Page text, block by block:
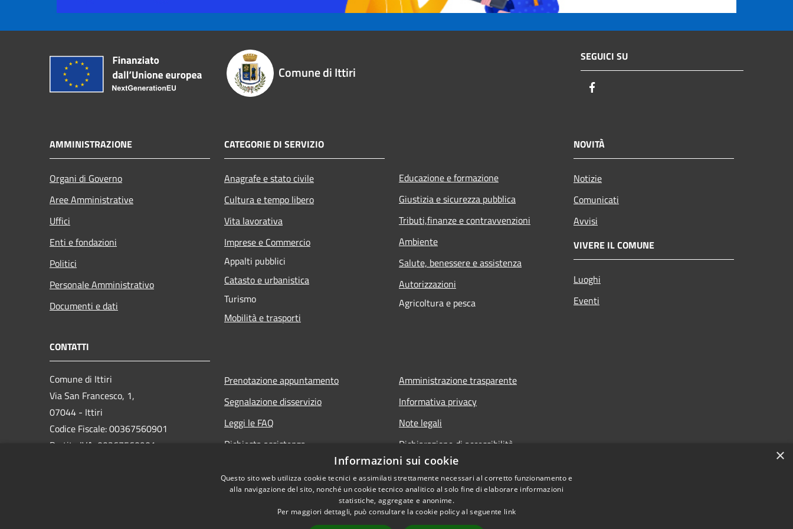
Comune di Ittiri
SEGUICI SU
AMMINISTRAZIONE
Organi di Governo
Aree Amministrative
Uffici
Enti e fondazioni
Politici
Personale Amministrativo
Documenti e dati
CATEGORIE DI SERVIZIO
Anagrafe e stato civile
Cultura e tempo libero
Vita lavorativa
Imprese e Commercio
Appalti pubblici
Catasto e urbanistica
Turismo
Mobilità e trasporti
Educazione e formazione
Giustizia e sicurezza pubblica
Tributi,finanze e contravvenzioni
Ambiente
Salute, benessere e assistenza
Autorizzazioni
Agricoltura e pesca
NOVITÀ
Notizie
Comunicati
Avvisi
VIVERE IL COMUNE
Luoghi
Eventi
CONTATTI
Comune di Ittiri
Via San Francesco, 1,
07044 - Ittiri
Codice Fiscale: 00367560901
Partita IVA: 00367560901
Prenotazione appuntamento
Segnalazione disservizio
Leggi le FAQ
Richiesta assistenza
Amministrazione trasparente
Informativa privacy
Note legali
Dichiarazione di accessibilità
Obiettivi di accessibilità
Storico Deliberazioni
×
Informazioni sui cookie
Questo sito web utilizza cookie tecnici e assimilati strettamente necessari al corretto funzionamento e
alla navigazione del sito, nonché un cookie tecnico analitico al solo fine di elaborare informazioni
statistiche, aggregate e anonime.
Per maggiori dettagli, può consultare la cookie policy al seguente link